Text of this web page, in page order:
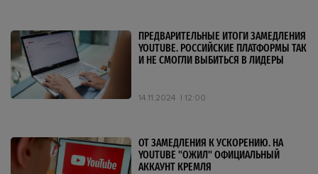
ПРЕДВАРИТЕЛЬНЫЕ ИТОГИ ЗАМЕДЛЕНИЯ
YOUTUBE. РОССИЙСКИЕ ПЛАТФОРМЫ ТАК
И НЕ СМОГЛИ ВЫБИТЬСЯ В ЛИДЕРЫ
14.11.2024 12:00
ОТ ЗАМЕДЛЕНИЯ К УСКОРЕНИЮ. НА
YOUTUBE "ОЖИЛ" ОФИЦИАЛЬНЫЙ
АККАУНТ КРЕМЛЯ